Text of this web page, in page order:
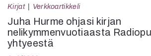
Kirjat Verkkoartikkeli
Juha Hurme ohjasi kirjan
nelikymmenvuotiaasta
yhtyeestä